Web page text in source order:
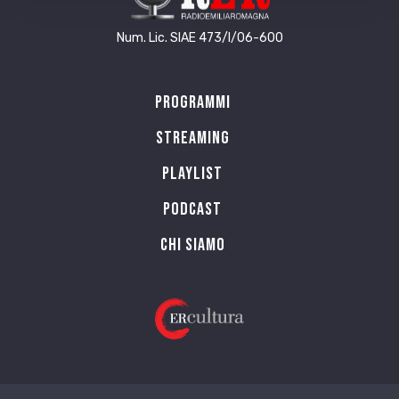
Num. Lic. SIAE 473/I/06-600
Programmi
Streaming
Playlist
PODCAST
Chi siamo